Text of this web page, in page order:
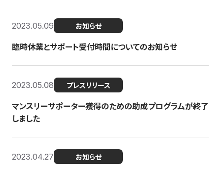
2023.05.09 お知らせ
臨時休業とサポート受付時間についてのお知らせ
2023.05.08 プレスリリース
マンスリーサポーター獲得のための助成プログラムが終了
しました
2023.04.27 お知らせ